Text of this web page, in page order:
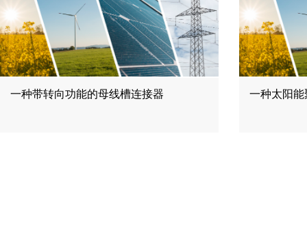
一种带转向功能的母线槽连接器 一种太阳能